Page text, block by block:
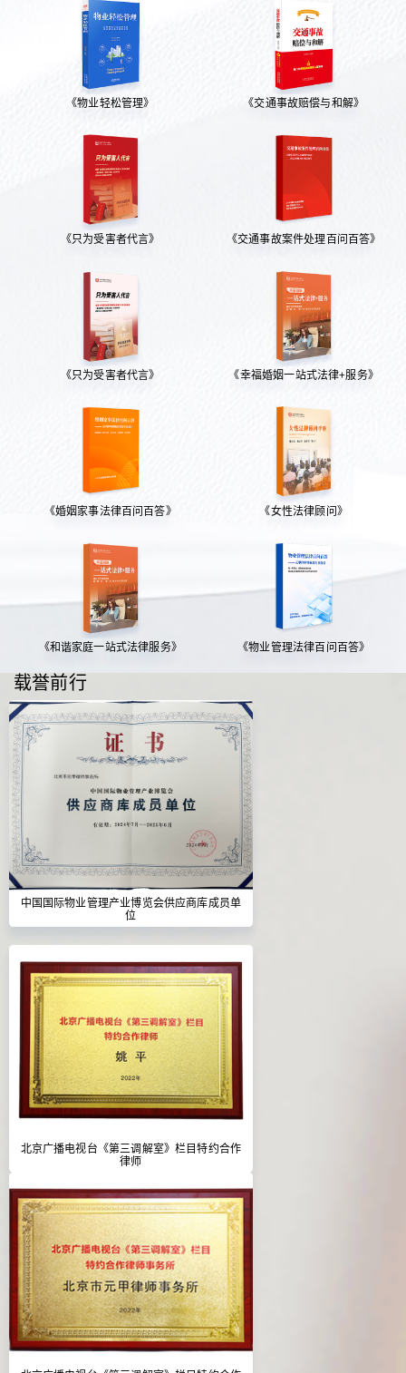
《物业轻松管理》 《交通事故赔偿与和解》
《只为受害者代言》 《交通事故案件处理百问百答》
《只为受害者代言》 《幸福婚姻一站式法律+服务》
《婚姻家事法律百问百答》 《女性法律顾问》
《和谐家庭一站式法律服务》 《物业管理法律百问百答》
载誉前行
中国国际物业管理产业博览会供应商库成员单
位
北京广播电视台《第三调解室》栏目特约合作
律师